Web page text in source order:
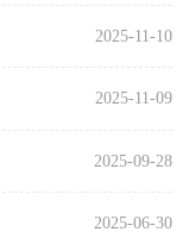
2025-11-10
2025-11-09
2025-09-28
2025-06-30